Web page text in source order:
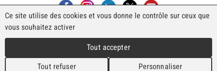
UNE EXPOSITION DE FAJI SA
Rue Industrielle 98
CH-2740 Moutier
T. +41 (0)32 492 70 10
Ce site utilise des cookies et vous donne le contrôle sur ceux que
vous souhaitez activer
Tout accepter
Tout refuser Personnaliser